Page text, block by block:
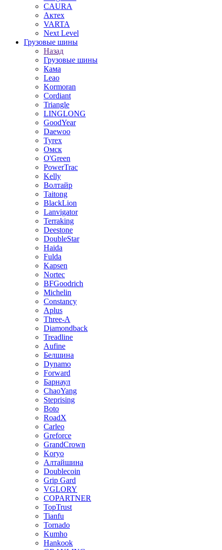
CAURA
Актех
VARTA
Next Level
Грузовые шины
Назад
Грузовые шины
Кама
Leao
Kormoran
Cordiant
Triangle
LINGLONG
GoodYear
Daewoo
Tyrex
Омск
O'Green
PowerTrac
Kelly
Волтайр
Taitong
BlackLion
Lanvigator
Terraking
Deestone
DoubleStar
Haida
Fulda
Kapsen
Nortec
BFGoodrich
Michelin
Constancy
Aplus
Three-A
Diamondback
Treadline
Aufine
Белшина
Dynamo
Forward
Барнаул
ChaoYang
Steprising
Boto
RoadX
Carleo
Greforce
GrandCrown
Koryo
Алтайшина
Doublecoin
Grip Gard
VGLORY
COPARTNER
TopTrust
Tianfu
Tornado
Kumho
Hankook